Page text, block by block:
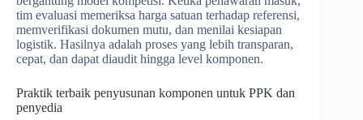
tim evaluasi memeriksa harga satuan terhadap referensi,
memverifikasi dokumen mutu, dan menilai kesiapan
logistik. Hasilnya adalah proses yang lebih transparan,
cepat, dan dapat diaudit hingga level komponen.
Praktik terbaik penyusunan komponen untuk PPK dan
penyedia